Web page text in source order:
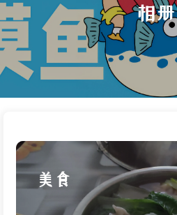
相册
美食